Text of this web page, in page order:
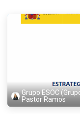
Grupo ESOC
Pastor Ramos